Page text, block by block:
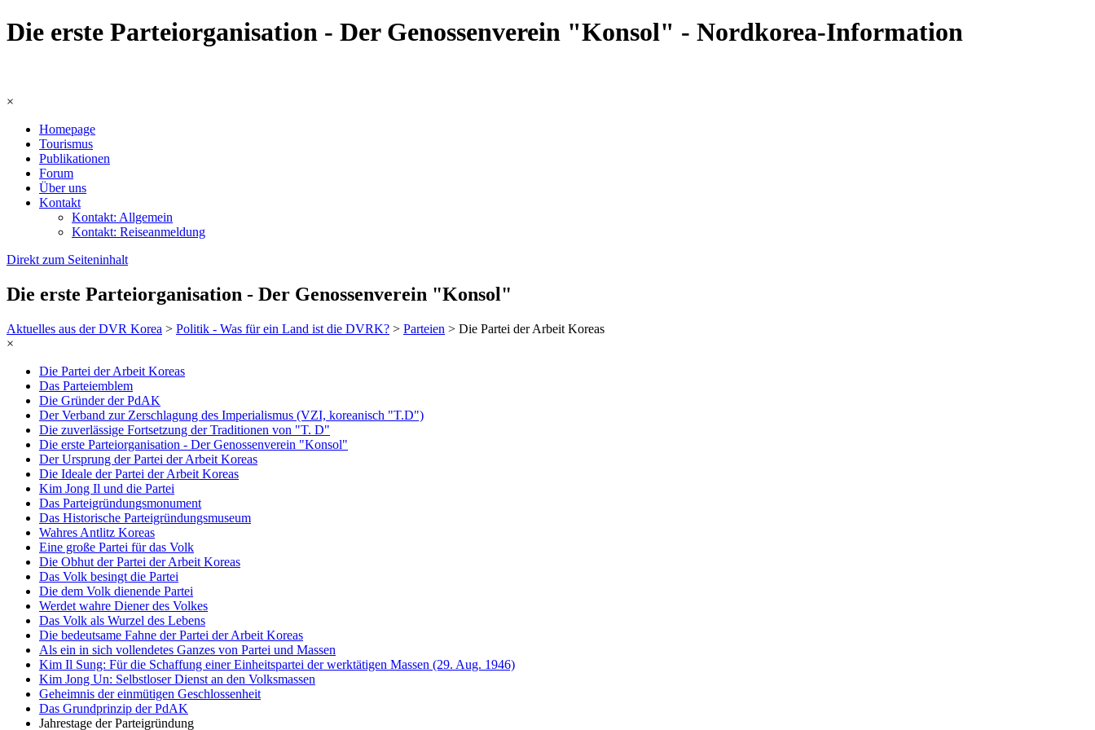
Die erste Parteiorganisation - Der Genossenverein "Konsol" - Nordkorea-Information
×
Homepage
Tourismus
Publikationen
Forum
Über uns
Kontakt
Kontakt: Allgemein
Kontakt: Reiseanmeldung
Direkt zum Seiteninhalt
Die erste Parteiorganisation - Der Genossenverein "Konsol"
Aktuelles aus der DVR Korea > Politik - Was für ein Land ist die DVRK? > Parteien > Die Partei der Arbeit Koreas
×
Die Partei der Arbeit Koreas
Das Parteiemblem
Die Gründer der PdAK
Der Verband zur Zerschlagung des Imperialismus (VZI, koreanisch "T.D")
Die zuverlässige Fortsetzung der Traditionen von "T. D"
Die erste Parteiorganisation - Der Genossenverein "Konsol"
Der Ursprung der Partei der Arbeit Koreas
Die Ideale der Partei der Arbeit Koreas
Kim Jong Il und die Partei
Das Parteigründungsmonument
Das Historische Parteigründungsmuseum
Wahres Antlitz Koreas
Eine große Partei für das Volk
Die Obhut der Partei der Arbeit Koreas
Das Volk besingt die Partei
Die dem Volk dienende Partei
Werdet wahre Diener des Volkes
Das Volk als Wurzel des Lebens
Die bedeutsame Fahne der Partei der Arbeit Koreas
Als ein in sich vollendetes Ganzes von Partei und Massen
Kim Il Sung: Für die Schaffung einer Einheitspartei der werktätigen Massen (29. Aug. 1946)
Kim Jong Un: Selbstloser Dienst an den Volksmassen
Geheimnis der einmütigen Geschlossenheit
Das Grundprinzip der PdAK
Jahrestage der Parteigründung